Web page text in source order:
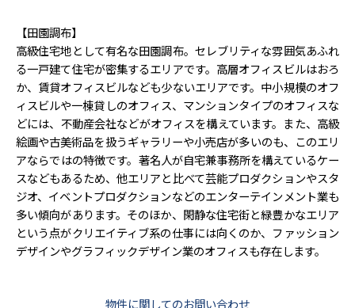
【田園調布】
高級住宅地として有名な田園調布。セレブリティな雰囲気あふれ
る一戸建て住宅が密集するエリアです。高層オフィスビルはおろ
か、賃貸オフィスビルなども少ないエリアです。中小規模のオフ
ィスビルや一棟貸しのオフィス、マンションタイプのオフィスな
どには、不動産会社などがオフィスを構えています。また、高級
絵画や古美術品を扱うギャラリーや小売店が多いのも、このエリ
アならではの特徴です。著名人が自宅兼事務所を構えているケー
スなどもあるため、他エリアと比べて芸能プロダクションやスタ
ジオ、イベントプロダクションなどのエンターテインメント業も
多い傾向があります。そのほか、閑静な住宅街と緑豊かなエリア
という点がクリエイティブ系の仕事には向くのか、ファッション
デザインやグラフィックデザイン業のオフィスも存在します。
物件に関してのお問い合わせ